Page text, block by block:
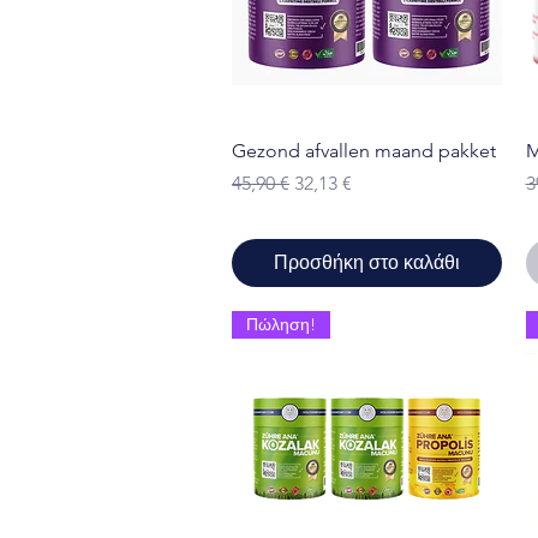
Γρήγορη προβολή
Gezond afvallen maand pakket
Κανονική τιμή
45,90 € Τιμή Έκπτωσης
32,13 €
Προσθήκη στο καλάθι
Πώληση!